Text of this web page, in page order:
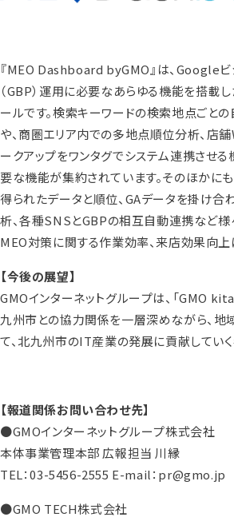
『MEO Dashboard byGMO』は、Google
（GBP）運用に必要なあらゆる機能を搭載
ールです。検索キーワードの検索地点ごと
や、商圏エリア内での多地点順位分析、店
ークアップをワンタグでシステム連携させ
要な機能が集約されています。そのほかに
得られたデータと順位、GAデータを掛け合
析、各種SNSとGBPの相互自動連携など様
MEO対策に関する作業効率、来店効果向上
【今後の展望】
GMOインターネットグループは、「GMO
九州市との協力関係を一層深めながら、地
て、北九州市のIT産業の発展に貢献していく
【報道関係お問い合わせ先】
●GMOインターネットグループ株式会社
本体事業管理本部 広報担当 川縁
TEL：03-5456-2555 E-mail：pr@gmo.jp
●GMO TECH株式会社